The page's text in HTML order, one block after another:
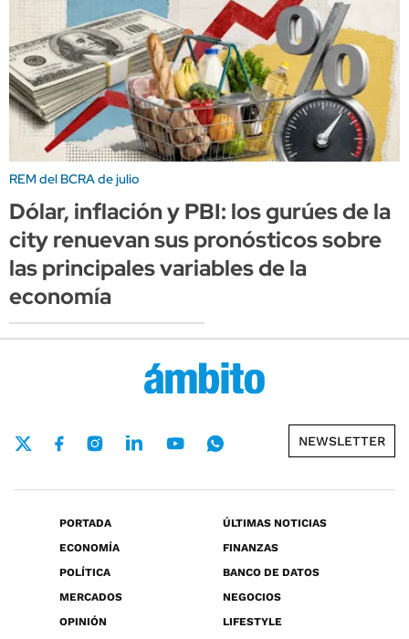
REM del BCRA de julio
Dólar, inflación y PBI: los gurúes de la
city renuevan sus pronósticos sobre
las principales variables de la
economía
NEWSLETTER
PORTADA
ÚLTIMAS NOTICIAS
ECONOMÍA
FINANZAS
POLÍTICA
BANCO DE DATOS
MERCADOS
NEGOCIOS
OPINIÓN
LIFESTYLE